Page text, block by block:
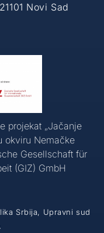
Novi Sad
projekat „Jačanje
okviru Nemačke
Gesellschaft für
(GIZ) GmbH
Srbija, Upravni sud